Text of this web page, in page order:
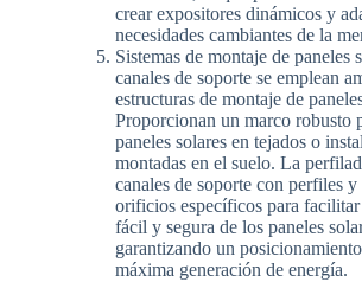
crear expositores dinámicos y
necesidades cambiantes de la
Sistemas de montaje de paneles
canales de soporte se emplean
estructuras de montaje de
Proporcionan un marco robusto
paneles solares en tejados o
montadas en el suelo. La
canales de soporte con perfiles y
orificios específicos para
fácil y segura de los paneles
garantizando un
máxima generación de energía.